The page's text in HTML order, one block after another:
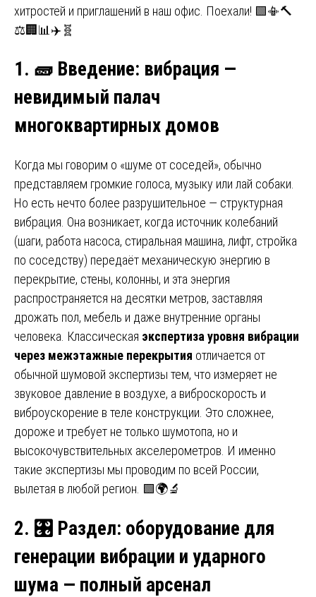
хитростей и приглашений в наш офис. Поехали! 🟩📳🔨
⚖️🏢📊✈️🧬
1. 🧱 Введение: вибрация —
невидимый палач
многоквартирных домов
Когда мы говорим о «шуме от соседей», обычно
представляем громкие голоса, музыку или лай собаки.
Но есть нечто более разрушительное — структурная
вибрация. Она возникает, когда источник колебаний
(шаги, работа насоса, стиральная машина, лифт, стройка
по соседству) передаёт механическую энергию в
перекрытие, стены, колонны, и эта энергия
распространяется на десятки метров, заставляя
дрожать пол, мебель и даже внутренние органы
человека. Классическая экспертиза уровня вибрации
через межэтажные перекрытия отличается от
обычной шумовой экспертизы тем, что измеряет не
звуковое давление в воздухе, а виброскорость и
виброускорение в теле конструкции. Это сложнее,
дороже и требует не только шумотопа, но и
высокочувствительных акселерометров. И именно
такие экспертизы мы проводим по всей России,
вылетая в любой регион. 🟩🌍🔬
2. 🎛️ Раздел: оборудование для
генерации вибрации и ударного
шума — полный арсенал